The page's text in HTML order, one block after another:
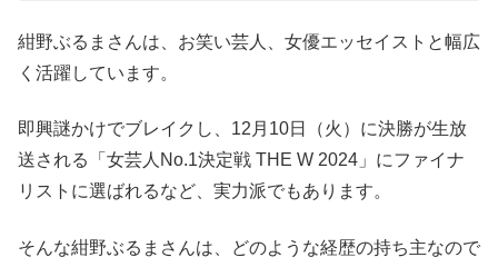
紺野ぶるまさんは、お笑い芸人、女優エッセイストと幅広
く活躍しています。
即興謎かけでブレイクし、12月10日（火）に決勝が生放
送される「女芸人No.1決定戦 THE W 2024」にファイナ
リストに選ばれるなど、実力派でもあります。
そんな紺野ぶるまさんは、どのような経歴の持ち主なので